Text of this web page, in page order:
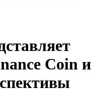
Coin и